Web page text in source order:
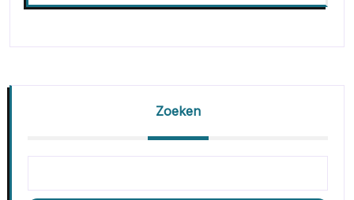
Zoeken